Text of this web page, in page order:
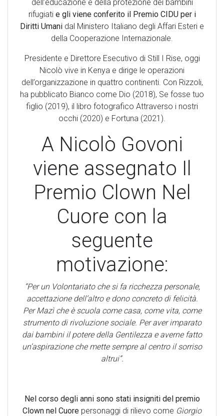
dell’educazione e della protezione dei bambini
rifugiati e gli viene conferito il Premio CIDU per i
Diritti Umani dal Ministero Italiano degli Affari Esteri e
della Cooperazione Internazionale.
Presidente e Direttore Esecutivo di Still I Rise, oggi
Nicolò vive in Kenya e dirige le operazioni
dell’organizzazione in quattro continenti. Con Rizzoli,
ha pubblicato Bianco come Dio (2018), Se fosse tuo
figlio (2019), il libro fotografico Attraverso i nostri
occhi (2020) e Fortuna (2021).
A Nicolò Govoni
viene assegnato Il
Premio Clown Nel
Cuore con la
seguente
motivazione:
“Per un Volontariato che si fa ricchezza personale,
accettazione dell’altro e dono concreto di felicità.
Per Mazì che è scuola come casa, come vita, come
strumento di rivoluzione sociale. Per aver imparato
dai bambini il potere della Gentilezza e averne fatto
un’aspirazione che mette sempre al centro il sorriso
altrui”.
Nel corso degli anni sono stati insigniti del premio
Clown nel Cuore personaggi di rilievo come Giorgio